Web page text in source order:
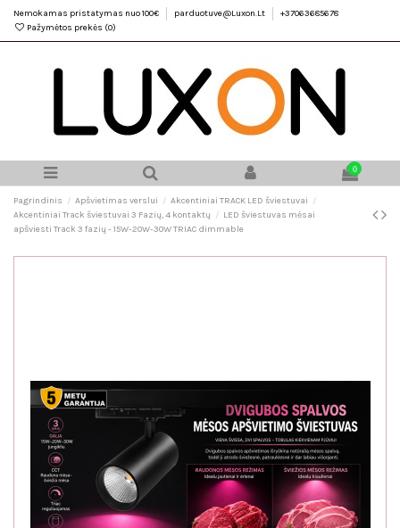
Nemokamas pristatymas nuo 100€ parduotuve@Luxon.Lt
+37063685678
Pažymėtos prekės (0)
0
Pagrindinis Apšvietimas verslui
Akcentiniai TRACK LED šviestuvai
Akcentiniai Track šviestuvai 3 Fazių, 4 kontaktų
LED šviestuvas mėsai
apšviesti Track 3 fazių - 15W-20W-30W TRIAC dimmable